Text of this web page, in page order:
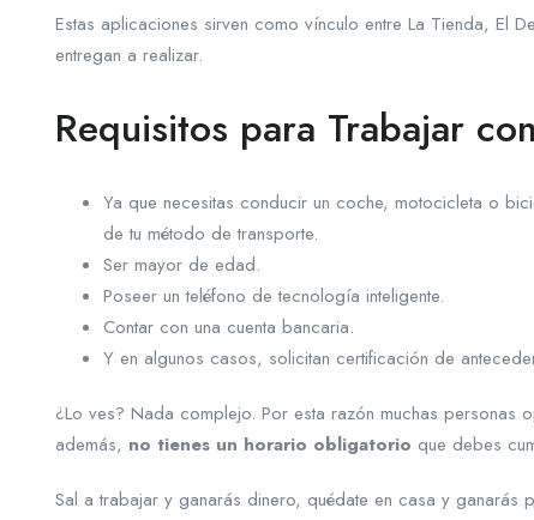
Estas aplicaciones sirven como vínculo entre La Tienda, El
entregan a realizar.
Requisitos para Trabajar
Ya que necesitas conducir un coche, motocicleta o
de tu método de transporte.
Ser mayor de edad.
Poseer un teléfono de tecnología inteligente.
Contar con una cuenta bancaria.
Y en algunos casos, solicitan certificación de
¿Lo ves? Nada complejo. Por esta razón muchas personas
además, no tienes un horario obligatorio que debes
Sal a trabajar y ganarás dinero, quédate en casa y ganarás